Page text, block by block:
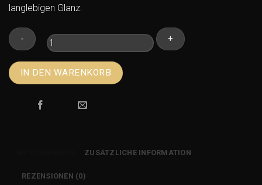
langlebigen Glanz.
Schmetterling
Anhänger
Schmetterlings
IN DEN WARENKORB
ZUSÄTZLICHE INFORMATION
REZENSIONEN (0)